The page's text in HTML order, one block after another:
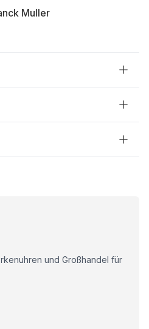
Muller
und Großhandel für